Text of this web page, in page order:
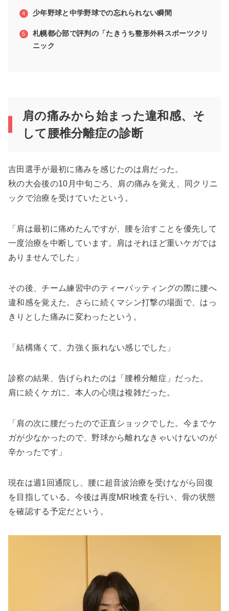
少年野球と中学野球での忘れられない瞬間
札幌都心部で評判の「たきうち整形外科スポーツクリ
ニック
肩の痛みから始まった違和感、そ
して腰椎分離症の診断
吉田選手が最初に痛みを感じたのは肩だった。
秋の大会後の10月中旬ごろ、肩の痛みを覚え、同クリニ
ックで治療を受けていたという。
「肩は最初に痛めたんですが、腰を治すことを優先して
一度治療を中断しています。肩はそれほど重いケガでは
ありませんでした」
その後、チーム練習中のティーバッティングの際に腰へ
違和感を覚えた。さらに続くマシン打撃の場面で、はっ
きりとした痛みに変わったという。
「結構痛くて、力強く振れない感じでした」
診察の結果、告げられたのは「腰椎分離症」だった。
肩に続くケガに、本人の心境は複雑だった。
「肩の次に腰だったので正直ショックでした。今までケ
ガが少なかったので、野球から離れなきゃいけないのが
辛かったです」
現在は週1回通院し、腰に超音波治療を受けながら回復
を目指している。今後は再度MRI検査を行い、骨の状態
を確認する予定だという。